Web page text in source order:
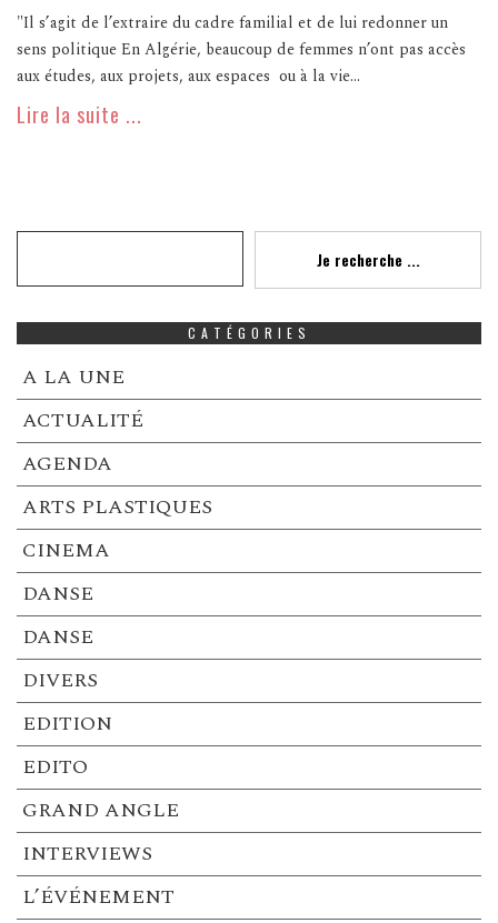
"Il s’agit de l’extraire du cadre familial et de lui redonner un
sens politique En Algérie, beaucoup de femmes n’ont pas accès
aux études, aux projets, aux espaces ou à la vie...
Lire la suite ...
Je recherche ...
CATÉGORIES
A LA UNE
ACTUALITÉ
AGENDA
ARTS PLASTIQUES
CINEMA
DANSE
DANSE
DIVERS
EDITION
EDITO
GRAND ANGLE
INTERVIEWS
L’ÉVÉNEMENT